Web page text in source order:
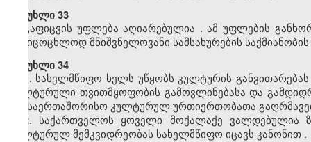
მუხლი 33
გაფიცვის უფლება აღიარებულია .ამ უფლების
სასიცოცხლოდმნიშვნელოვანი სამსახურების საქმიანობის
მუხლი 34
1. სახელმწიფო ხელს უწყობს კულტურის განვითარებას
კულტურული თვითმყოფობის გამოვლინებასა და
საერთაშორისო კულტურულურთიერთობათა
2. საქართველოს ყოველი მოქალაქე ვალდებულია
კულტურულმემკვიდრეობას სახელმწიფო იცავს კანონით .